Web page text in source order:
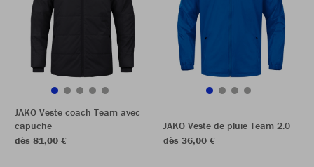
JAKO Veste coach Team avec
capuche
dès 81,00 €
JAKO Veste de pluie Team 2.0
dès 36,00 €